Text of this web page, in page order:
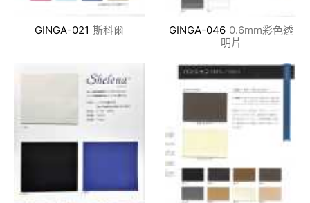
GINGA-021 斯科爾 GINGA-046 0.6mm彩色透
明片